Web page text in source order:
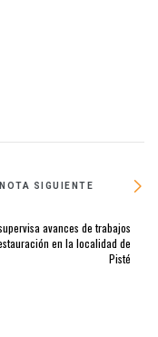
NOTA SIGUIENTE
avances de trabajos
en la localidad de
Pisté